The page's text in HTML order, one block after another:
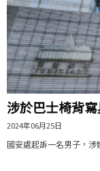
涉於巴士椅背
2024年06月25日
國安處起訴一名男子，涉